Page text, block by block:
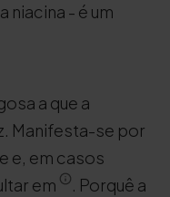
niacina - é um
a que a
Manifesta-se por
e, em casos
em
. Porquê a